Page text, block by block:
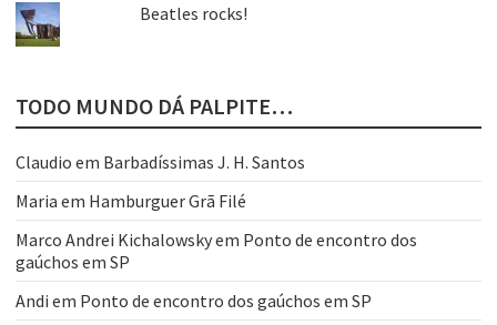
Beatles rocks!
TODO MUNDO DÁ PALPITE…
Claudio em Barbadíssimas J. H. Santos
Maria em Hamburguer Grã Filé
Marco Andrei Kichalowskyem Ponto de encontro dos
gaúchos em SP
Andi em Ponto de encontro dos gaúchos em SP